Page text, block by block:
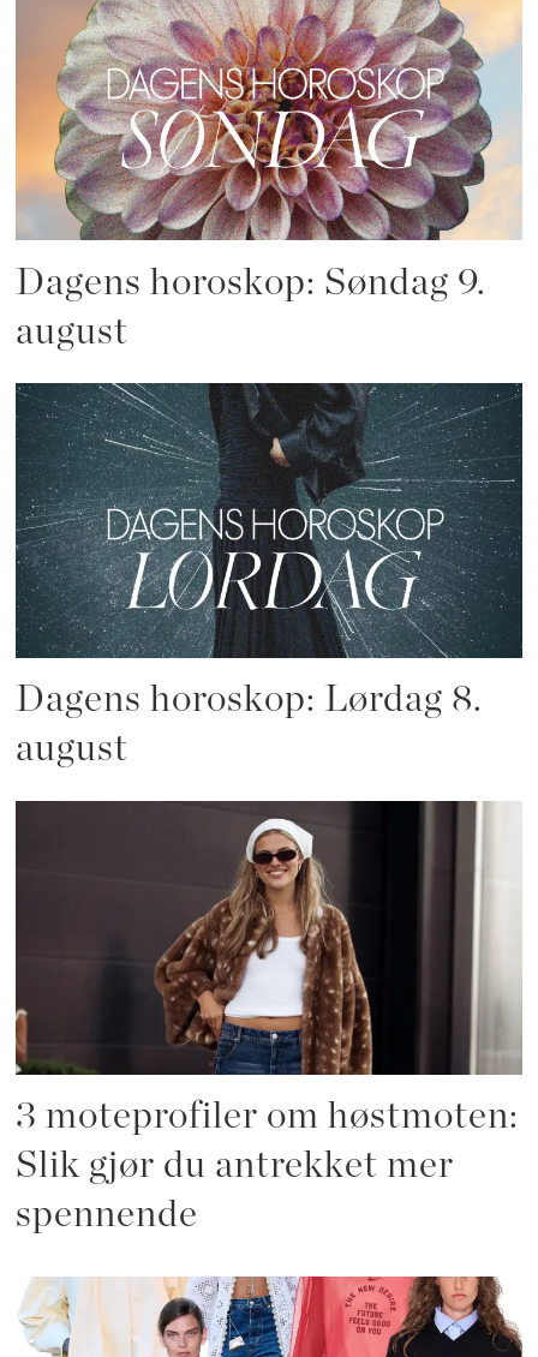
Dagens horoskop: Søndag 9.
august
Dagens horoskop: Lørdag 8.
august
3 moteprofiler om høstmoten:
Slik gjør du antrekket mer
spennende